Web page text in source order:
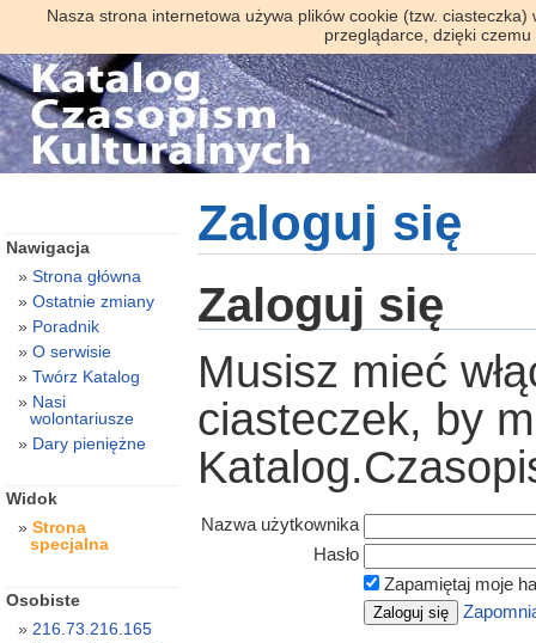
Nasza strona internetowa używa plików cookie (tzw.
przeglądarce, dzięki
Zaloguj się
Zaloguj się
Musisz mieć
ciasteczek, by
Nazwa użytkownika
Hasło
Zapamiętaj moje
Nawigacja
Strona główna
Ostatnie zmiany
Poradnik
O serwisie
Twórz Katalog
Nasi
wolontariusze
Dary pieniężne
Widok
Strona
specjalna
Osobiste
216.73.216.165